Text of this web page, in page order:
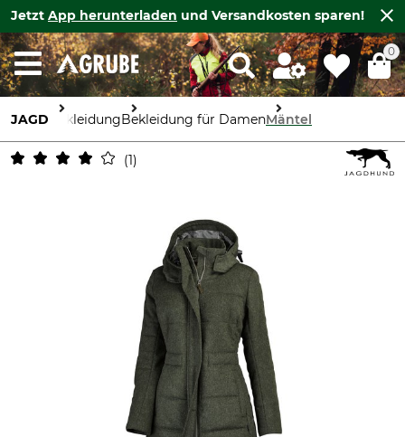
Jetzt App herunterladen und Versandkosten sparen!
0
JAGD BekleidungBekleidung für DamenMäntel
1